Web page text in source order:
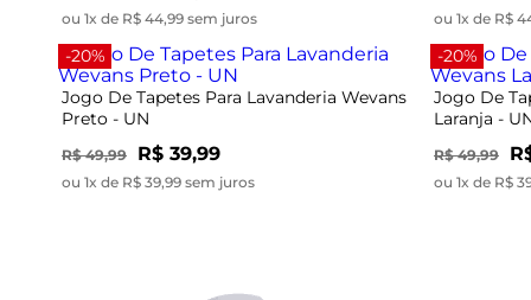
ou 1x de R$ 44,99 sem juros ou 1x de R$
-20%
Jogo De Tapetes Para Lavanderia Wevans
Preto - UN
R$ 49,99 R$ 39,99
ou 1x de R$ 39,99 sem juros
-20%
Jogo De
Laranja -
R$ 49,99
ou 1x de R$